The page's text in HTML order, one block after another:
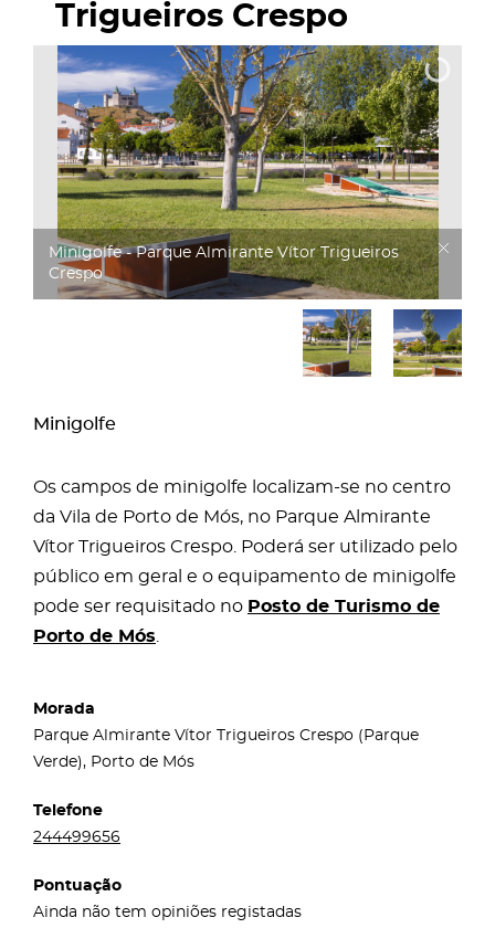
Trigueiros Crespo
Minigolfe - Parque Almirante Vítor Trigueiros
Crespo
Minigolfe
Os campos de minigolfe localizam-se no centro
da Vila de Porto de Mós, no Parque Almirante
Vítor Trigueiros Crespo. Poderá ser utilizado pelo
público em geral e o equipamento de minigolfe
pode ser requisitado no Posto de Turismo de
Porto de Mós
Morada
Parque Almirante Vítor Trigueiros Crespo (Parque
Verde), Porto de Mós
Telefone
244499656
Pontuação
Ainda não tem opiniões registadas